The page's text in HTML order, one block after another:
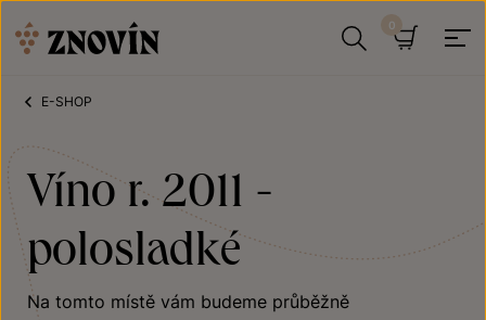
E-SHOP
Víno r. 2011 -
polosladké
Na tomto místě vám budeme průběžně